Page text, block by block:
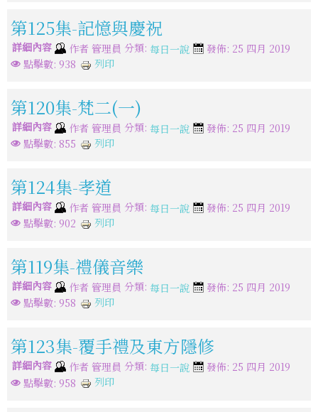
第125集-記憶與慶祝
詳細內容 作者 管理員 分類: 每日一說
發佈: 25 四月 2019
點擊數: 938
列印
第120集-梵二(一)
詳細內容 作者 管理員 分類: 每日一說
發佈: 25 四月 2019
點擊數: 855
列印
第124集-孝道
詳細內容 作者 管理員 分類: 每日一說
發佈: 25 四月 2019
點擊數: 902
列印
第119集-禮儀音樂
詳細內容 作者 管理員 分類: 每日一說
發佈: 25 四月 2019
點擊數: 958
列印
第123集-覆手禮及東方隱修
詳細內容 作者 管理員 分類: 每日一說
發佈: 25 四月 2019
點擊數: 958
列印